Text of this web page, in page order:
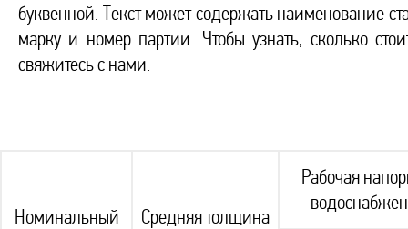
буквенной. Текст может содержать наименование
марку и номер партии. Чтобы узнать, сколько
свяжитесь с нами.
Номинальный
Средняя толщина
Рабочая